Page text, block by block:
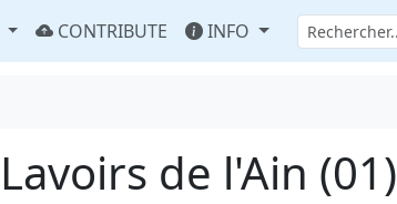
CONTRIBUTE INFO
Lavoirs de l'Ain (01)